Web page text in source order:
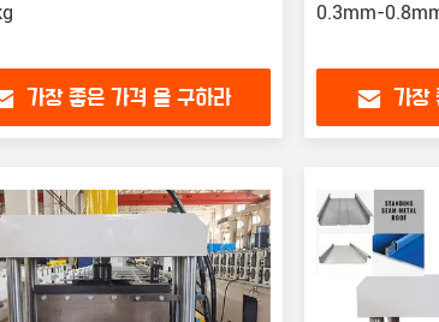
가장 좋은 가격 을 구하라
0.3mm-
가장